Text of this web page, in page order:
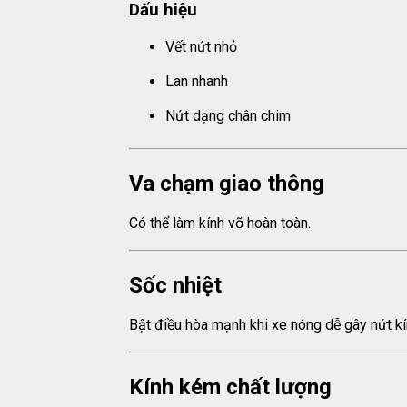
Dấu hiệu
Vết nứt nhỏ
Lan nhanh
Nứt dạng chân chim
Va chạm giao thông
Có thể làm kính vỡ hoàn toàn.
Sốc nhiệt
Bật điều hòa mạnh khi xe nóng dễ gây nứt
Kính kém chất lượng